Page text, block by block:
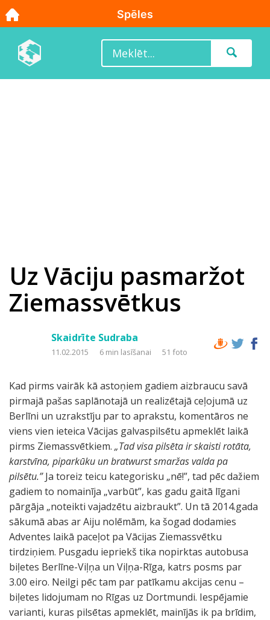
Uz Vāciju pasmaržot
Ziemassvētkus
Skaidrīte Sudraba
11.02.2015 6 min lasīšanai 51 foto
Kad pirms vairāk kā astoņiem gadiem aizbraucu savā
pirmajā pašas saplānotajā un realizētajā ceļojumā uz
Berlīni un uzrakstīju par to aprakstu, komentāros ne
viens vien ieteica Vācijas galvaspilsētu apmeklēt laikā
pirms Ziemassvētkiem. „Tad visa pilsēta ir skaisti rotāta,
karstvīna, piparkūku un bratwurst smaržas valda pa
pilsētu.”Ja toreiz teicu kategorisku „nē!”, tad pēc dažiem
gadiem to nomainīja „varbūt”, kas gadu gaitā līgani
pārgāja „noteikti vajadzētu aizbraukt”. Un tā 2014.gada
sākumā abas ar Aiju nolēmām, ka šogad dodamies
Adventes laikā paceļot pa Vācijas Ziemassvētku
tirdziņiem. Pusgadu iepriekš tika nopirktas autobusa
biļetes Berlīne-Viļņa un Viļņa-Rīga, katrs posms par
3.00 eiro. Neilgi pēc tam par patīkamu akcijas cenu –
biļetes lidojumam no Rīgas uz Dortmundi. Iespējamie
varianti, kuras pilsētas apmeklēt, mainījās ik pa brīdim,